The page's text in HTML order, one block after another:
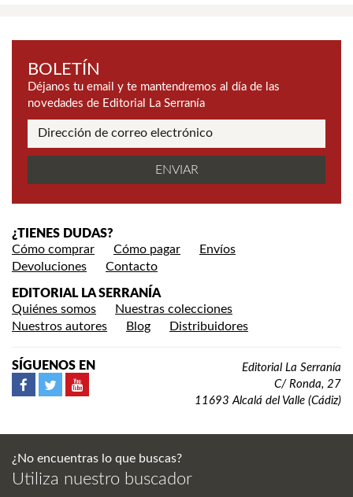
BOLETÍN
Déjanos tu email y te mantendremos al día de las
novedades de Editorial La Serranía
¿TIENES DUDAS?
Cómo comprar
Cómo pagar
Envíos
Devoluciones
Contacto
EDITORIAL LA SERRANÍA
Quiénes somos
Nuestras colecciones
Nuestros autores
Blog Distribuidores
SÍGUENOS EN
Editorial La Serranía
C/ Ronda, 27
11693 Alcalá del Valle (Cádiz)
¿No encuentras lo que buscas?
Utiliza nuestro buscador